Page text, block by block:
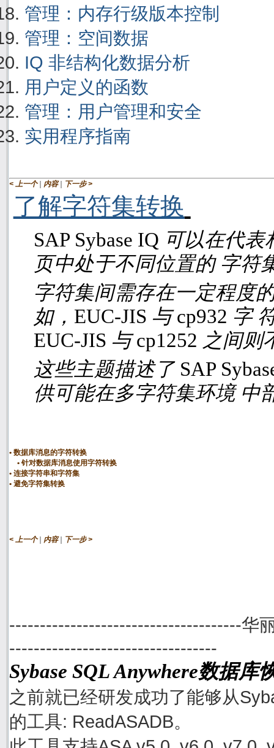
管理：内存行级版本控制
管理：空间数据
IQ 非结构化数据分析
用户定义的函数
管理：用户管理和安全
实用程序指南
< 上一个 | 内容 | 下一步 >
了解字符集转换
SAP Sybase IQ 可以在代表
页中处于不同位置的 字符
字符集间需存在一定程度
如， EUC-JIS 与cp932 字
EUC-JIS 与cp1252 之间则
这些主题描述了 SAP
供可能在多字符集环境 中
数据库消息的字符转换
针对数据库消息使用字符转换
连接字符串和字符集
避免字符集转换
< 上一个 | 内容 | 下一步 >
--------------------------------------华
----------------------------------
Sybase SQL Anywhere数据库
之前就已经研发成功了能够从
的工具: ReadASADB。